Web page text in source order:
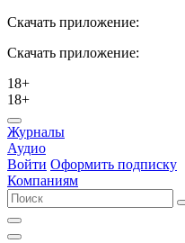
Скачать приложение:
Скачать приложение:
18+
18+
Журналы
Аудио
Войти Оформить подписку
Компаниям